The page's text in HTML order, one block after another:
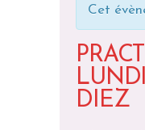
Cet
DIEZ